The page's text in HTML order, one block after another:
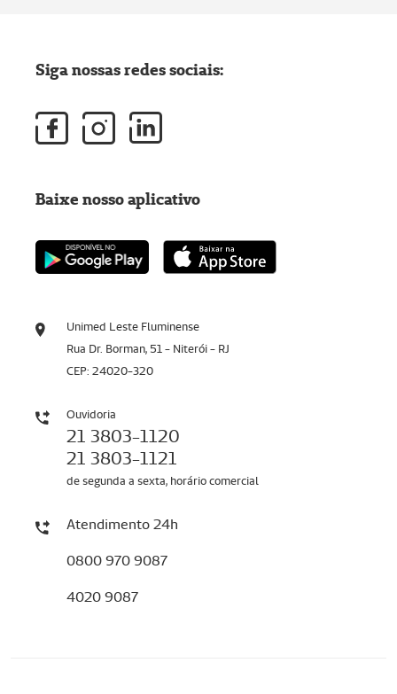
Unimed Leste Fluminense
Rua Dr. Borman, 51 - Niterói - RJ
CEP: 24020-320
Ouvidoria
21 3803-1120
21 3803-1121
de segunda a sexta, horário comercial
Atendimento 24h
0800 970 9087
4020 9087
Siga nossas redes sociais:
Baixe nosso aplicativo